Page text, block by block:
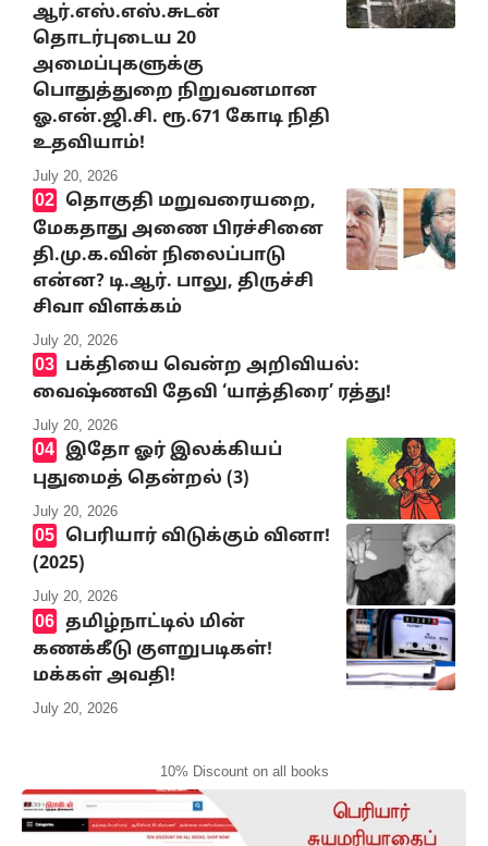
ஆர்.எஸ்.எஸ்.சுடன்
தொடர்புடைய 20
அமைப்புகளுக்கு
பொதுத்துறை நிறுவனமான
ஓ.என்.ஜி.சி. ரூ.671 கோடி நிதி
உதவியாம்!
July 20, 2026
தொகுதி மறுவரையறை,
மேகதாது அணை பிரச்சினை
தி.மு.க.வின் நிலைப்பாடு
என்ன? டி.ஆர். பாலு, திருச்சி
சிவா விளக்கம்
July 20, 2026
பக்தியை வென்ற அறிவியல்:
வைஷ்ணவி தேவி ‘யாத்திரை’ ரத்து!
July 20, 2026
இதோ ஓர் இலக்கியப்
புதுமைத் தென்றல் (3)
July 20, 2026
பெரியார் விடுக்கும் வினா!
(2025)
July 20, 2026
தமிழ்நாட்டில் மின்
கணக்கீடு குளறுபடிகள்!
மக்கள் அவதி!
July 20, 2026
10% Discount on all books